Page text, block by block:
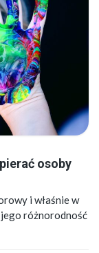
osoby
i właśnie w
różnorodność